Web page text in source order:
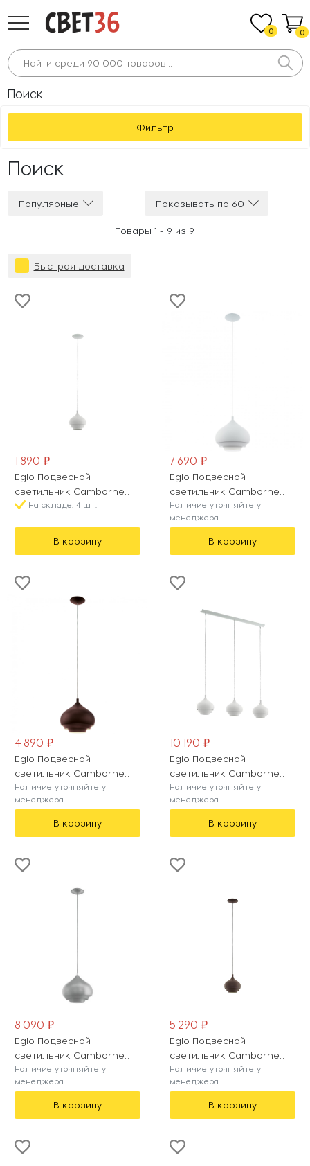
0 0
Поиск
Фильтр
Поиск
Популярные Показывать по 60
Товары 1 - 9 из 9
Быстрая доставка
1 890 ₽
Eglo Подвесной
светильник Camborne
97212На складе: 4 шт.
В корзину
7 690 ₽
Eglo Подвесной
светильник Camborne
96883
Наличие уточняйте у
менеджера
В корзину
4 890 ₽
Eglo Подвесной
светильник Camborne
96884
Наличие уточняйте у
менеджера
В корзину
10 190 ₽
Eglo Подвесной
светильник Camborne
97213
Наличие уточняйте у
менеджера
В корзину
8 090 ₽
Eglo Подвесной
светильник Camborne
97243
Наличие уточняйте у
менеджера
В корзину
5 290 ₽
Eglo Подвесной
светильник Camborne
97215
Наличие уточняйте у
менеджера
В корзину